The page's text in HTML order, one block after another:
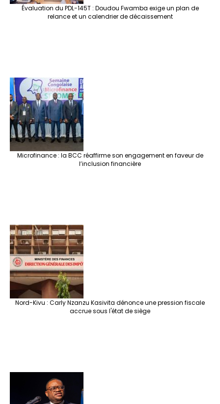
Évaluation du PDL-145T : Doudou Fwamba exige un plan de
relance et un calendrier de décaissement
Microfinance : la BCC réaffirme son engagement en faveur de
l’inclusion financière
Nord-Kivu : Carly Nzanzu Kasivita dénonce une pression fiscale
accrue sous l'état de siège